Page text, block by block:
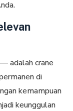
adalah crane
di
kemampuan
keunggulan